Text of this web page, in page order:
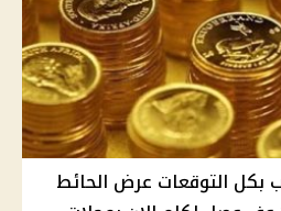
بكل التوقعات عرض الحائط